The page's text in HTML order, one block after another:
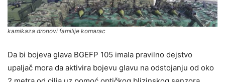
kamikaza dronovi familije komarac
Da bi bojeva glava BGEFP 105 imala pravilno dejstvo
upaljač mora da aktivira bojevu glavu na odstojanju od oko